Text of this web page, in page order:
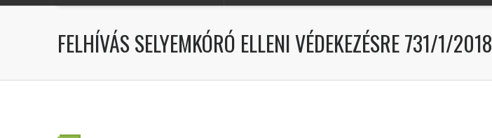
FELHÍVÁS SELYEMKÓRÓ ELLENI VÉDEKEZÉSRE 731/1/2018